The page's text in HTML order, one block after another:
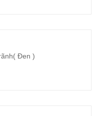
Đen )